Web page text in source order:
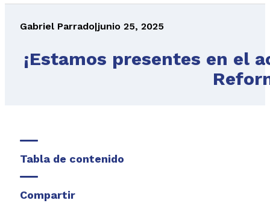
Gabriel Parrado|junio 25, 2025
¡Estamos presentes en el
Tabla de contenido
Compartir